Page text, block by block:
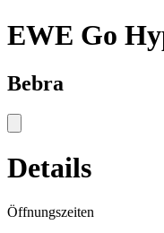
EWE Go
Bebra
Details
Öffnungszeiten